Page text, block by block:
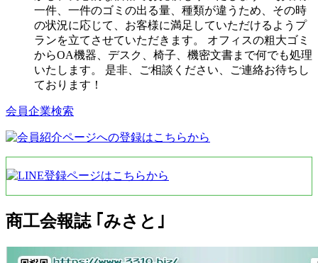
一件、一件のゴミの出る量、種類が違うため、その時
の状況に応じて、お客様に満足していただけるようプ
ランを立てさせていただきます。 オフィスの粗大ゴミ
からOA機器、デスク、椅子、機密文書まで何でも処理
いたします。 是非、ご相談ください、ご連絡お待ちし
ております！
会員企業検索
商工会報誌 ｢みさと｣